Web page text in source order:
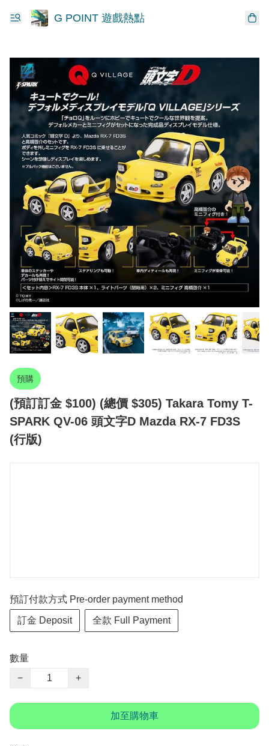
G POINT 遊戲熱點
預購
(預訂訂金 $100) (總價 $305) Takara Tomy T-
SPARK QV-06 頭文字D Mazda RX-7 FD3S
(行版)
預訂付款方式 Pre-order payment method
訂金 Deposit 全款 Full Payment
數量
−
+
加至購物車